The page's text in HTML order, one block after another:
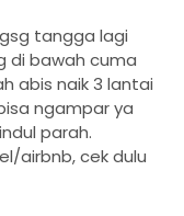
tangga lagi
di bawah cuma
abis naik 3 lantai
ngampar ya
parah.
airbnb, cek dulu